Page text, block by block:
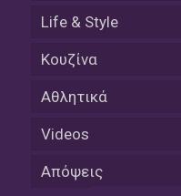
Life & Style
Κουζίνα
Αθλητικά
Videos
Απόψεις